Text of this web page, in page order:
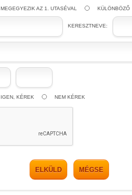
MEGEGYEZIK AZ 1. UTASÉVAL KÜLÖNBÖZŐ
KERESZTNEVE:
IGEN, KÉREK NEM KÉREK
ELKÜLD MÉGSE